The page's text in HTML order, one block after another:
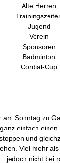
Alte Herren
Jugend
Verein
Sponsoren
Badminton
Cordial-Cup
am Sonntag zu
einfach
und
Viel mehr
jedoch nicht bei